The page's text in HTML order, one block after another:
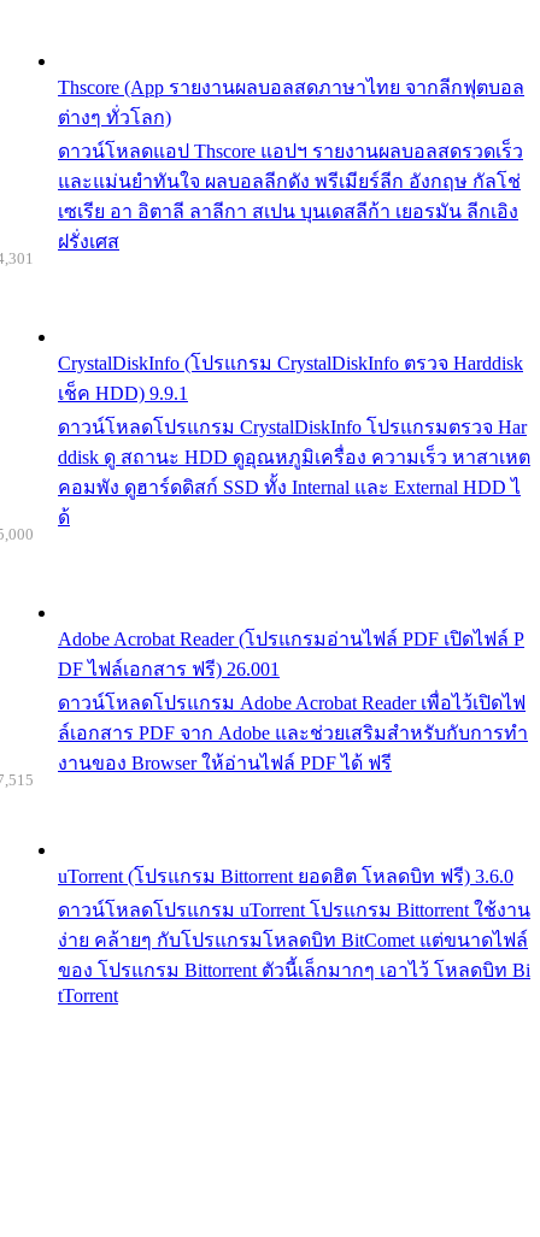
Thscore (App รายงานผลบอลสดภาษาไทย จากลีกฟุตบอล
ต่างๆ ทั่วโลก)
ดาวน์โหลดแอป Thscore แอปฯ รายงานผลบอลสดรวดเร็ว
และแม่นยำทันใจ ผลบอลลีกดัง พรีเมียร์ลีก อังกฤษ กัลโช่
เซเรีย อา อิตาลี ลาลีกา สเปน บุนเดสลีก้า เยอรมัน ลีกเอิง
ฝรั่งเศส
CrystalDiskInfo (โปรแกรม CrystalDiskInfo ตรวจ Harddisk
เช็ค HDD) 9.9.1
ดาวน์โหลดโปรแกรม CrystalDiskInfo โปรแกรมตรวจ Har
ddisk ดู สถานะ HDD ดูอุณหภูมิเครื่อง ความเร็ว หาสาเหต
คอมพัง ดูฮาร์ดดิสก์ SSD ทั้ง Internal และ External HDD ไ
ด้
Adobe Acrobat Reader (โปรแกรมอ่านไฟล์ PDF เปิดไฟล์ P
DF ไฟล์เอกสาร ฟรี) 26.001
ดาวน์โหลดโปรแกรม Adobe Acrobat Reader เพื่อไว้เปิดไฟ
ล์เอกสาร PDF จาก Adobe และช่วยเสริมสำหรับกับการทำ
งานของ Browser ให้อ่านไฟล์ PDF ได้ ฟรี
uTorrent (โปรแกรม Bittorrent ยอดฮิต โหลดบิท ฟรี) 3.6.0
ดาวน์โหลดโปรแกรม uTorrent โปรแกรม Bittorrent ใช้งาน
ง่าย คล้ายๆ กับโปรแกรมโหลดบิท BitComet แต่ขนาดไฟล์
ของ โปรแกรม Bittorrent ตัวนี้เล็กมากๆ เอาไว้ โหลดบิท Bi
tTorrent